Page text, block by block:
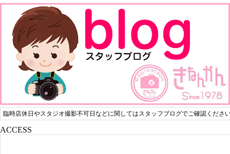
臨時店休日やスタジオ撮影不可日などに関してはスタッフブログでご確認くださ
ACCESS